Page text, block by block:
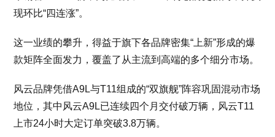
现环比“四连涨”。
这一业绩的攀升，得益于旗下各品牌密集“上新”形成的爆
款矩阵全面发力，覆盖了从主流到高端的多个细分市场。
风云品牌凭借A9L与T11组成的“双旗舰”阵容巩固混动市场
地位，其中风云A9L已连续四个月交付破万辆，风云T11
上市24小时大定订单突破3.8万辆。